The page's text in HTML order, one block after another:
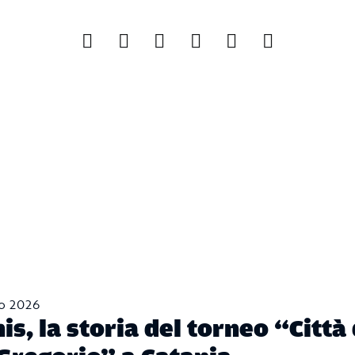
2026
la storia del torneo “Città